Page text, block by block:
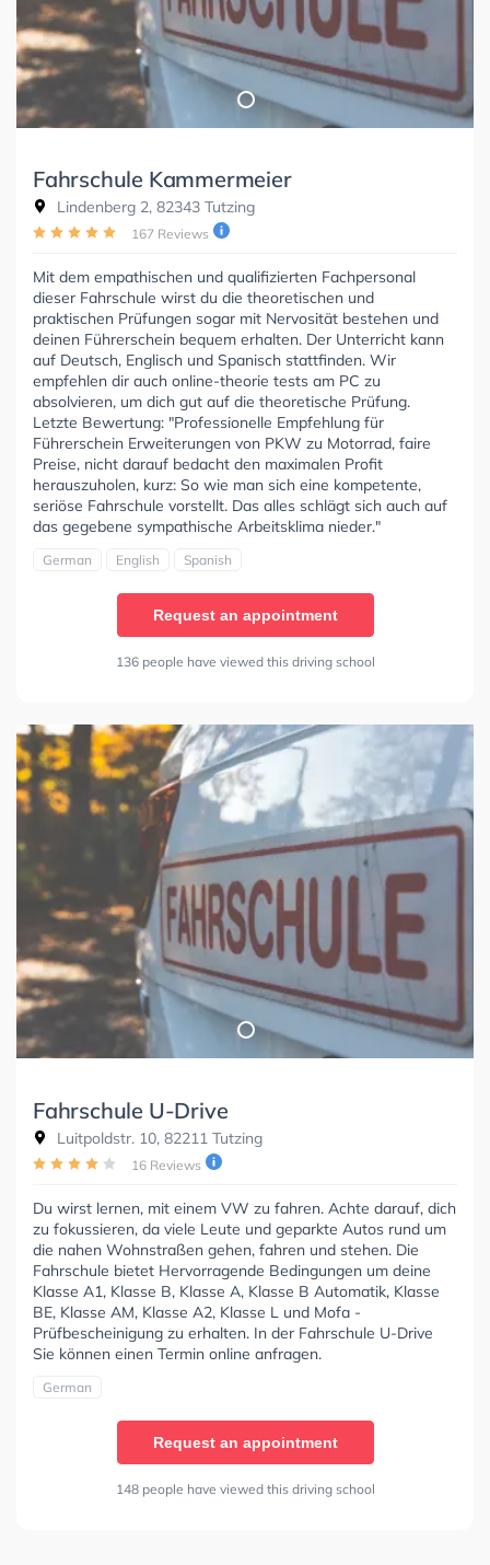
Fahrschule Kammermeier
Lindenberg 2, 82343 Tutzing
167 Reviews
Mit dem empathischen und qualifizierten Fachpersonal
dieser Fahrschule wirst du die theoretischen und
praktischen Prüfungen sogar mit Nervosität bestehen und
deinen Führerschein bequem erhalten. Der Unterricht kann
auf Deutsch, Englisch und Spanisch stattfinden. Wir
empfehlen dir auch online-theorie tests am PC zu
absolvieren, um dich gut auf die theoretische Prüfung.
Letzte Bewertung: "Professionelle Empfehlung für
Führerschein Erweiterungen von PKW zu Motorrad, faire
Preise, nicht darauf bedacht den maximalen Profit
herauszuholen, kurz: So wie man sich eine kompetente,
seriöse Fahrschule vorstellt. Das alles schlägt sich auch auf
das gegebene sympathische Arbeitsklima nieder."
German English Spanish
Request an appointment
136 people have viewed this driving school
Fahrschule U-Drive
Luitpoldstr. 10, 82211 Tutzing
16 Reviews
Du wirst lernen, mit einem VW zu fahren. Achte darauf, dich
zu fokussieren, da viele Leute und geparkte Autos rund um
die nahen Wohnstraßen gehen, fahren und stehen. Die
Fahrschule bietet Hervorragende Bedingungen um deine
Klasse A1, Klasse B, Klasse A, Klasse B Automatik, Klasse
BE, Klasse AM, Klasse A2, Klasse L und Mofa -
Prüfbescheinigung zu erhalten. In der Fahrschule U-Drive
Sie können einen Termin online anfragen.
German
Request an appointment
148 people have viewed this driving school